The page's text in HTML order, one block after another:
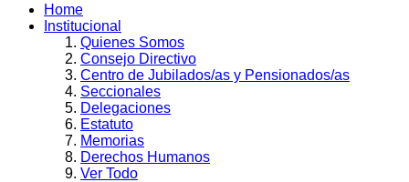
Home
Institucional
Quienes Somos
Consejo Directivo
Centro de Jubilados/as y Pensionados/as
Seccionales
Delegaciones
Estatuto
Memorias
Derechos Humanos
Ver Todo